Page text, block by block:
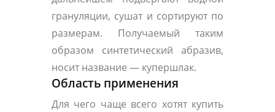
грануляции, сушат и сортируют по
размерам. Получаемый таким
образом синтетический абразив,
носит название — купершлак.
Область применения
Для чего чаще всего хотят купить